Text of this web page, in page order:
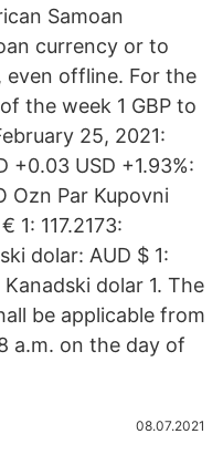
Samoan
currency or to
offline. For the
the week 1 GBP to
25, 2021:
+0.03 USD +1.93%:
Ozn Par Kupovni
1: 117.2173:
dolar: AUD $ 1:
dolar 1. The
be applicable from
a.m. on the day of
08.07.2021